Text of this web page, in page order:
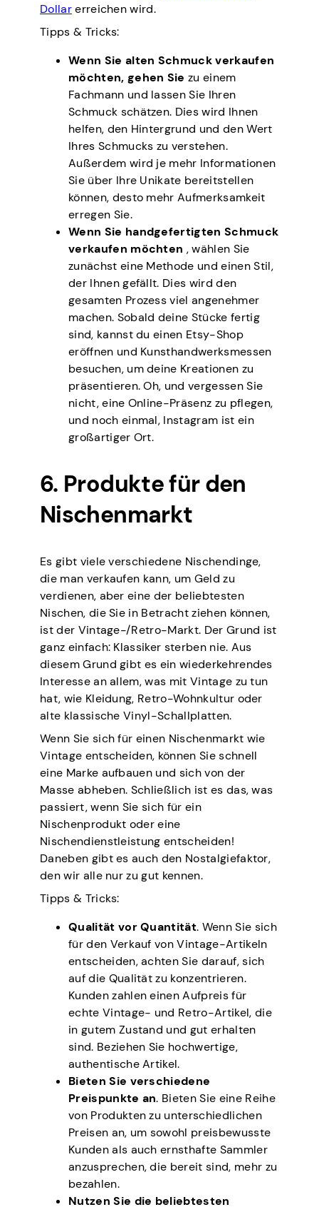
Dollarerreichen wird.
Tipps & Tricks:
Wenn Sie alten Schmuck verkaufen
möchten, gehen Sie zu einem
Fachmann und lassen Sie Ihren
Schmuck schätzen. Dies wird Ihnen
helfen, den Hintergrund und den Wert
Ihres Schmucks zu verstehen.
Außerdem wird je mehr Informationen
Sie über Ihre Unikate bereitstellen
können, desto mehr Aufmerksamkeit
erregen Sie.
Wenn Sie handgefertigten Schmuck
verkaufen möchten , wählen Sie
zunächst eine Methode und einen Stil,
der Ihnen gefällt. Dies wird den
gesamten Prozess viel angenehmer
machen. Sobald deine Stücke fertig
sind, kannst du einen Etsy-Shop
eröffnen und Kunsthandwerksmessen
besuchen, um deine Kreationen zu
präsentieren. Oh, und vergessen Sie
nicht, eine Online-Präsenz zu pflegen,
und noch einmal, Instagram ist ein
großartiger Ort.
6. Produkte für den
Nischenmarkt
Es gibt viele verschiedene Nischendinge,
die man verkaufen kann, um Geld zu
verdienen, aber eine der beliebtesten
Nischen, die Sie in Betracht ziehen können,
ist der Vintage-/Retro-Markt. Der Grund ist
ganz einfach: Klassiker sterben nie. Aus
diesem Grund gibt es ein wiederkehrendes
Interesse an allem, was mit Vintage zu tun
hat, wie Kleidung, Retro-Wohnkultur oder
alte klassische Vinyl-Schallplatten.
Wenn Sie sich für einen Nischenmarkt wie
Vintage entscheiden, können Sie schnell
eine Marke aufbauen und sich von der
Masse abheben. Schließlich ist es das, was
passiert, wenn Sie sich für ein
Nischenprodukt oder eine
Nischendienstleistung entscheiden!
Daneben gibt es auch den Nostalgiefaktor,
den wir alle nur zu gut kennen.
Tipps & Tricks:
Qualität vor Quantität. Wenn Sie sich
für den Verkauf von Vintage-Artikeln
entscheiden, achten Sie darauf, sich
auf die Qualität zu konzentrieren.
Kunden zahlen einen Aufpreis für
echte Vintage- und Retro-Artikel, die
in gutem Zustand und gut erhalten
sind. Beziehen Sie hochwertige,
authentische Artikel.
Bieten Sie verschiedene
Preispunkte an. Bieten Sie eine Reihe
von Produkten zu unterschiedlichen
Preisen an, um sowohl preisbewusste
Kunden als auch ernsthafte Sammler
anzusprechen, die bereit sind, mehr zu
bezahlen.
Nutzen Sie die beliebtesten